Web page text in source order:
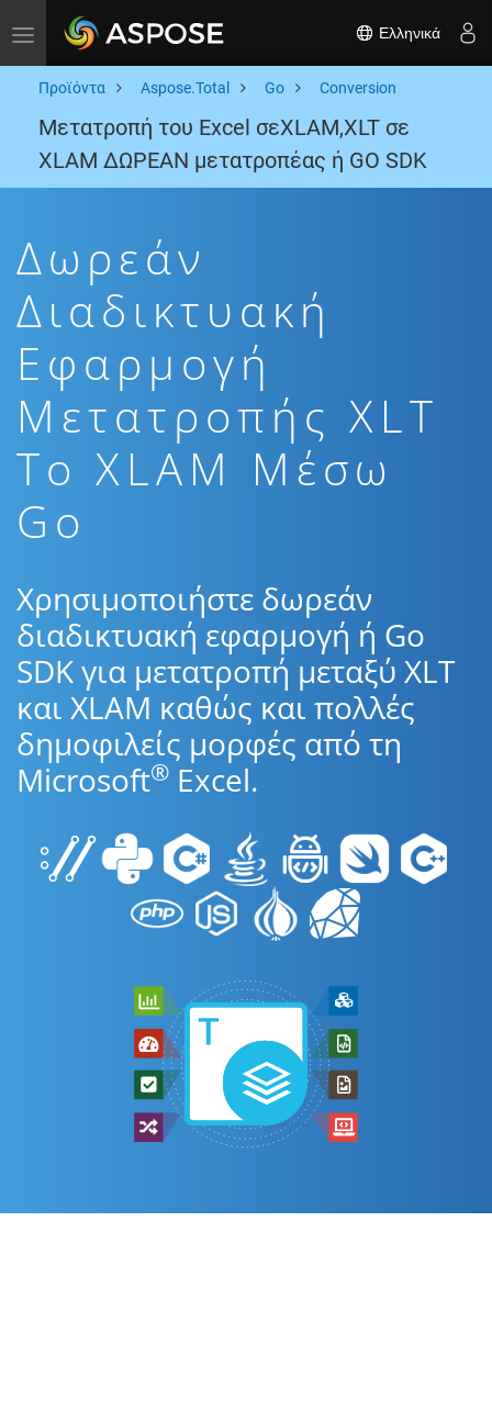
Toggle navigation Ελληνικά
Προϊόντα Aspose.Total Go Conversion
Μετατροπή του Excel σεXLAM,XLT σε
XLAM ΔΩΡΕΑΝ μετατροπέας ή GO SDK
Δωρεάν
Διαδικτυακή
Εφαρμογή
Μετατροπής XLT
To XLAM Μέσω
Go
Χρησιμοποιήστε δωρεάν
διαδικτυακή εφαρμογή ή Go
SDK για μετατροπή μεταξύ XLT
και XLAM καθώς και πολλές
δημοφιλείς μορφές από τη
Microsoft® Excel.